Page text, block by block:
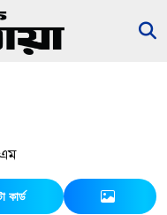
কার্ড